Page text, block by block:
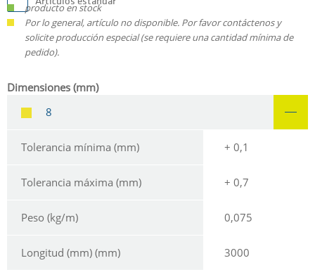
producto en stock
Por lo general, artículo no disponible. Por favor contáctenos y
solicite producción especial (se requiere una cantidad mínima de
pedido).
Dimensiones (mm)
8
Tolerancia mínima (mm) + 0,1
Tolerancia máxima (mm) + 0,7
Peso (kg/m) 0,075
Longitud (mm) (mm) 3000